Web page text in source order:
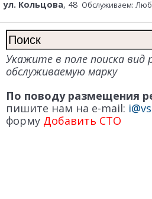
ул. Кольцова, 48 Обслуживаем:
Укажите в поле поиска вид
обслуживаемую марку
По поводу размещения
пишите нам на e-mail:
форму Добавить СТО